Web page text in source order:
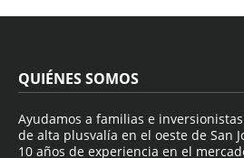
QUIÉNES SOMOS
Ayudamos a familias e
de alta plusvalía en el oeste de San
10 años de experiencia en el